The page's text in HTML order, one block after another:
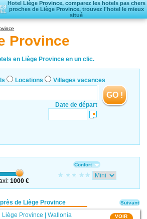
Hotel Liège Province, comparez les hotels pas chers
proches de Liège Province, trouvez l'hotel le mieux
situé
Hôtels
Locations vacances
Villages vacances
Province
en Liège Province en un clic.
Locations Villages vacances
Date de départ
GO !
1000 €
Confort
de Liège Province
Liège Province |Wallonia
VOIR
Suivant